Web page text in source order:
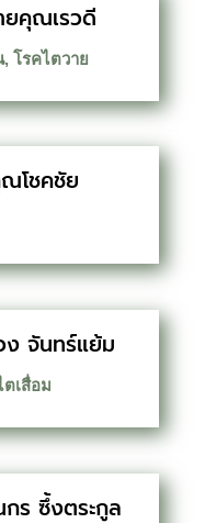
คุณเรวดี
, โรคไตวาย
โชคชัย
จันทร์แย้ม
ตเสื่อม
ร ซึ้งตระกูล